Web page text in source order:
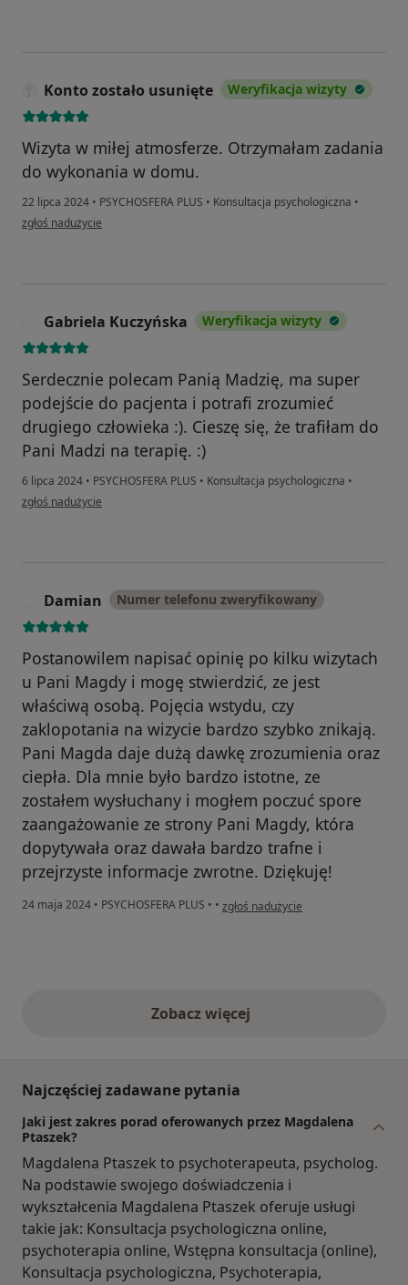
Konto zostało usunięte Weryfikacja wizyty
Wizyta w miłej atmosferze. Otrzymałam zadania
do wykonania w domu.
22 lipca 2024 • PSYCHOSFERA PLUS • Konsultacja psychologiczna •
w opinii użytkownika Konto zostało usunięte
zgłoś nadużycie
Gabriela Kuczyńska Weryfikacja wizyty
Serdecznie polecam Panią Madzię, ma super
podejście do pacjenta i potrafi zrozumieć
drugiego człowieka :). Cieszę się, że trafiłam do
Pani Madzi na terapię. :)
6 lipca 2024 • PSYCHOSFERA PLUS • Konsultacja psychologiczna •
w opinii użytkownika Gabriela Kuczyńska
zgłoś nadużycie
Damian Numer telefonu zweryfikowany
Postanowilem napisać opinię po kilku wizytach
u Pani Magdy i mogę stwierdzić, ze jest
właściwą osobą. Pojęcia wstydu, czy
zaklopotania na wizycie bardzo szybko znikają.
Pani Magda daje dużą dawkę zrozumienia oraz
ciepła. Dla mnie było bardzo istotne, ze
zostałem wysłuchany i mogłem poczuć spore
zaangażowanie ze strony Pani Magdy, która
dopytywała oraz dawała bardzo trafne i
przejrzyste informacje zwrotne. Dziękuję!
24 maja 2024 • PSYCHOSFERA PLUS • • w opinii użytkownika Damian
zgłoś nadużycie
Zobacz więcejopinie powyżej
Najczęściej zadawane pytania
Jaki jest zakres porad oferowanych przez Magdalena
Ptaszek?
Magdalena Ptaszek to psychoterapeuta, psycholog.
Na podstawie swojego doświadczenia i
wykształcenia Magdalena Ptaszek oferuje usługi
takie jak: Konsultacja psychologiczna online,
psychoterapia online, Wstępna konsultacja (online),
Konsultacja psychologiczna, Psychoterapia,